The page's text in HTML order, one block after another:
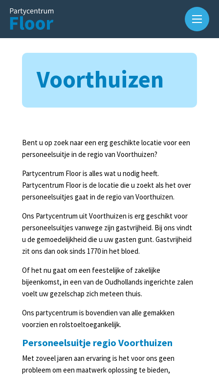
ons
Partycentrum
Floor?
Slijterij
in
Lunteren
Agenda
Voorthuizen
Bent u op zoek naar een erg geschikte locatie voor een
personeelsuitje in de regio van Voorthuizen?
Partycentrum Floor is alles wat u nodig heeft.
Partycentrum Floor is de locatie die u zoekt als het over
personeelsuitjes gaat in de regio van Voorthuizen.
Ons Partycentrum uit Voorthuizen is erg geschikt voor
personeelsuitjes vanwege zijn gastvrijheid. Bij ons vindt
u de gemoedelijkheid die u uw gasten gunt. Gastvrijheid
zit ons dan ook sinds 1770 in het bloed.
Of het nu gaat om een feestelijke of zakelijke
bijeenkomst, in een van de Oudhollands ingerichte zalen
voelt uw gezelschap zich meteen thuis.
Ons partycentrum is bovendien van alle gemakken
voorzien en rolstoeltoegankelijk.
Personeelsuitje regio Voorthuizen
Met zoveel jaren aan ervaring is het voor ons geen
probleem om een maatwerk oplossing te bieden,